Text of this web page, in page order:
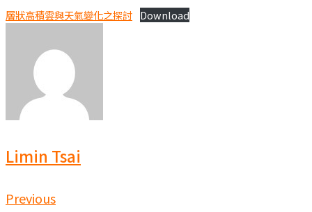
層狀高積雲與天氣變化之探討 Download
Limin Tsai
文
Previous
Previous